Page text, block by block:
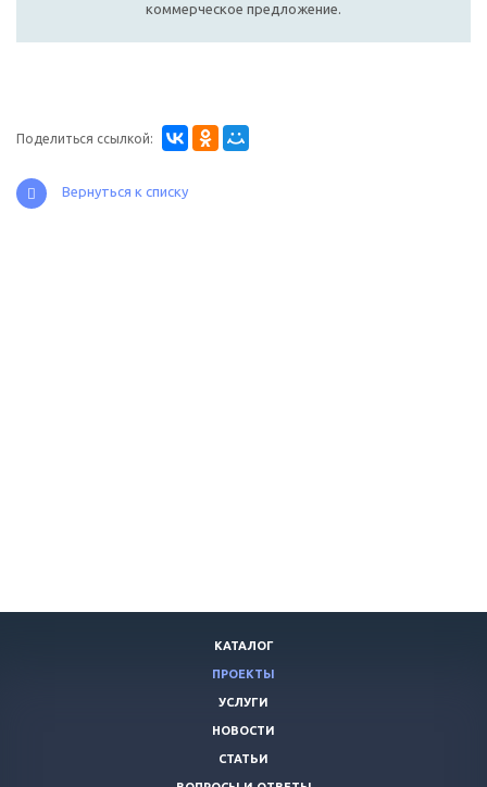
коммерческое предложение.
Поделиться ссылкой:
Вернуться к списку
КАТАЛОГ
ПРОЕКТЫ
УСЛУГИ
НОВОСТИ
СТАТЬИ